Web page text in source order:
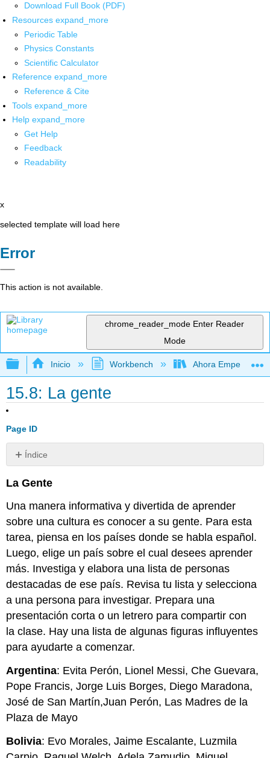
Download Full Book (PDF)
Resources expand_more
Periodic Table
Physics Constants
Scientific Calculator
Reference expand_more
Reference & Cite
Tools expand_more
Help expand_more
Get Help
Feedback
Readability
x
selected template will load here
Error
This action is not available.
chrome_reader_mode Enter Reader
Mode
Expandir/contraer jerarquía global
Inicio Workbench Ahora Empezamos
15.8: La gente
Page ID
Índice
Sin
La Gente
Una manera informativa y divertida de aprender
sobre una cultura es conocer a su gente. Para esta
tarea, piensa en los países donde se habla español.
Luego, elige un país sobre el cual desees aprender
más. Investiga y elabora una lista de personas
destacadas de ese país. Revisa tu lista y selecciona
a una persona para investigar. Prepara una
presentación corta o un letrero para compartir con
la clase. Hay una lista de algunas figuras influyentes
para ayudarte a comenzar.
Argentina: Evita Perón, Lionel Messi, Che Guevara,
Pope Francis, Jorge Luis Borges, Diego Maradona,
José de San Martín,Juan Perón, Las Madres de la
Plaza de Mayo
Bolivia: Evo Morales, Jaime Escalante, Luzmila